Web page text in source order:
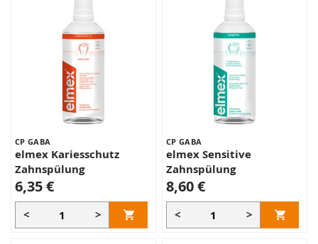
CP GABA
elmex Kariesschutz
Zahnspülung
6,35 €
< >
CP GABA
elmex Sensitive
Zahnspülung
8,60 €
< >